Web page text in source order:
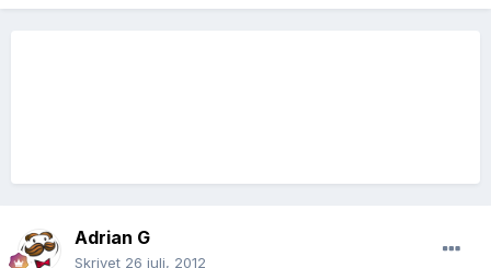
Adrian G
Skrivet 26 juli, 2012